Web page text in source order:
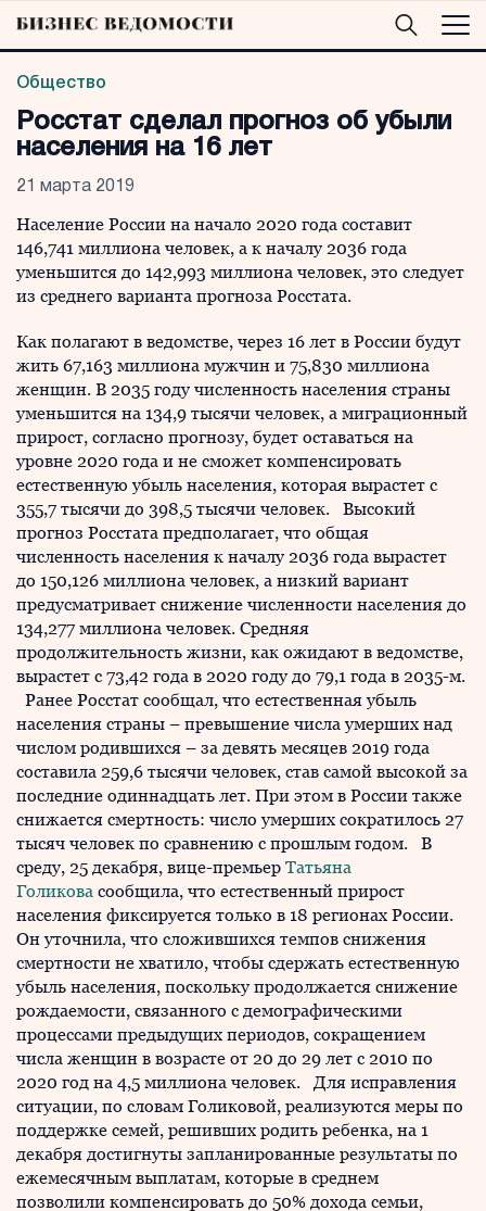
Общество
Росстат сделал прогноз об убыли
населения на 16 лет
21 марта 2019
Население России на начало 2020 года составит
146,741 миллиона человек, а к началу 2036 года
уменьшится до 142,993 миллиона человек, это следует
из среднего варианта прогноза Росстата.
Как полагают в ведомстве, через 16 лет в России будут
жить 67,163 миллиона мужчин и 75,830 миллиона
женщин. В 2035 году численность населения страны
уменьшится на 134,9 тысячи человек, а миграционный
прирост, согласно прогнозу, будет оставаться на
уровне 2020 года и не сможет компенсировать
естественную убыль населения, которая вырастет с
355,7 тысячи до 398,5 тысячи человек. Высокий
прогноз Росстата предполагает, что общая
численность населения к началу 2036 года вырастет
до 150,126 миллиона человек, а низкий вариант
предусматривает снижение численности населения до
134,277 миллиона человек. Средняя
продолжительность жизни, как ожидают в ведомстве,
вырастет с 73,42 года в 2020 году до 79,1 года в 2035-м.
Ранее Росстат сообщал, что естественная убыль
населения страны – превышение числа умерших над
числом родившихся – за девять месяцев 2019 года
составила 259,6 тысячи человек, став самой высокой за
последние одиннадцать лет. При этом в России также
снижается смертность: число умерших сократилось 27
тысяч человек по сравнению с прошлым годом. В
среду, 25 декабря, вице-премьер Татьяна
Голикова сообщила, что естественный прирост
населения фиксируется только в 18 регионах России.
Он уточнила, что сложившихся темпов снижения
смертности не хватило, чтобы сдержать естественную
убыль населения, поскольку продолжается снижение
рождаемости, связанного с демографическими
процессами предыдущих периодов, сокращением
числа женщин в возрасте от 20 до 29 лет с 2010 по
2020 год на 4,5 миллиона человек. Для исправления
ситуации, по словам Голиковой, реализуются меры по
поддержке семей, решивших родить ребенка, на 1
декабря достигнуты запланированные результаты по
ежемесячным выплатам, которые в среднем
позволили компенсировать до 50% дохода семьи,